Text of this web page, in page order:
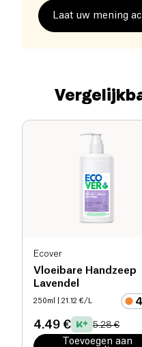
Laat uw mening
Ecover
Vloeibare Handzeep
Lavendel
250ml | 21.12 €/L
4.49 € 5.28 €
Toevoegen aan